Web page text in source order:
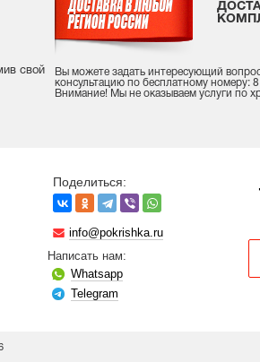
свой
Вы можете задать интересующий
консультацию по бесплатному номеру:
Внимание! Мы не оказываем услуги по
Поделиться:
info@pokrishka.ru
Написать нам:
Whatsapp
Telegram